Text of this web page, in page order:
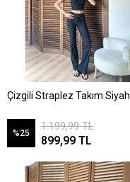
Çizgili Straplez Takım Siyah
%25
1.199,99 TL
899,99 TL